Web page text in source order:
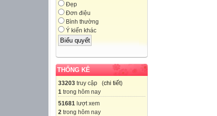
Đẹp
Đơn điệu
Bình thường
Ý kiến khác
THỐNG KÊ
33203 truy cập (chi tiết)
1 trong hôm nay
51681 lượt xem
2 trong hôm nay